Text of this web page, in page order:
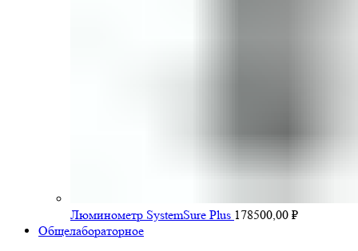
Люминометр SystemSure Plus 178500,00 ₽
Общелабораторное